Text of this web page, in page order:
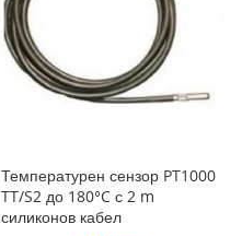
Температурен сензор PT1000
TT/S2 до 180°C с 2 m
силиконов кабел